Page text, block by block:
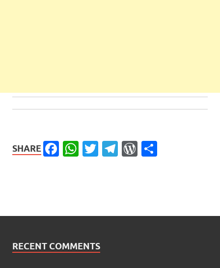
SHARE Facebook
WhatsApp
Twitter
Telegram
WordPress
RECENT COMMENTS